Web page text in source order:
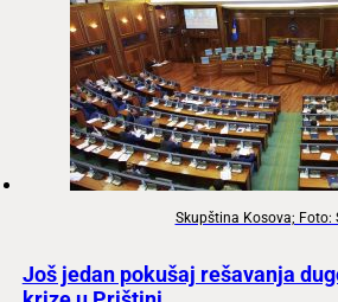
Skupština Kosova; Foto:
Još jedan pokušaj rešavanja